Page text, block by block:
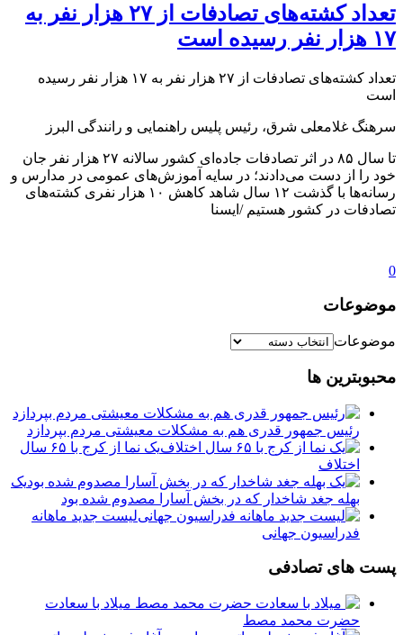
تعداد کشته‌های تصادفات از ۲۷ هزار نفر به
۱۷ هزار نفر رسیده است
تعداد کشته‌های تصادفات از ۲۷ هزار نفر به ۱۷ هزار نفر رسیده
است
سرهنگ غلامعلی شرق، رئیس پلیس راهنمایی و رانندگی البرز
تا سال ۸۵ در اثر تصادفات جاده‌ای کشور سالانه ۲۷ هزار نفر جان
خود را از دست می‌دادند؛ در سایه آموزش‌های عمومی در مدارس و
رسانه‌ها با گذشت ۱۲ سال شاهد کاهش ۱۰ هزار نفری کشته‌های
تصادفات در کشور هستیم /ایسنا
0
موضوعات
موضوعات
محبوبترین ها
رئیس جمهور قدری هم به مشکلات معیشتی مردم بپردازد
یک نما از کرج با ۶۵ سال
اختلاف
یک
بهله جغد شاخدار که در بخش آسارا مصدوم شده بود
لیست جدید ماهانه
فدراسیون جهانی
پست های تصادفی
میلاد با سعادت
حضرت محمد مصط